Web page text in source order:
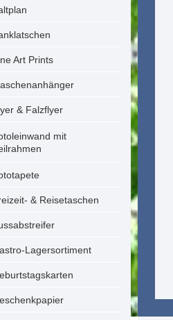
Art Prints
& Falzflyer
mit
& Reisetaschen
Lagersortiment